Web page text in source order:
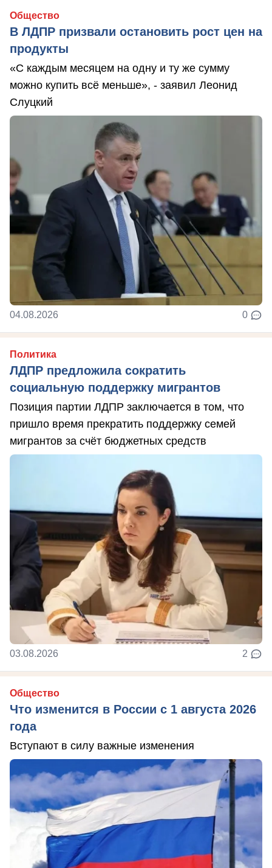
Общество
В ЛДПР призвали остановить рост цен на
продукты
«С каждым месяцем на одну и ту же сумму
можно купить всё меньше», - заявил Леонид
Слуцкий
04.08.2026 0
Политика
ЛДПР предложила сократить
социальную поддержку мигрантов
Позиция партии ЛДПР заключается в том, что
пришло время прекратить поддержку семей
мигрантов за счёт бюджетных средств
03.08.2026 2
Общество
Что изменится в России с 1 августа 2026
года
Вступают в силу важные изменения